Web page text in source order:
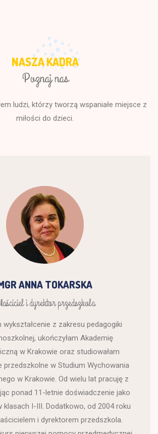
NASZA KADRA
Poznaj nas
ludzi, którzy tworzą wspaniałe miejsce z
miłości do dzieci.
ANNA TOKARSKA
i dyrektor przedszkola
wykształcenie z zakresu pedagogiki
ukończyłam Akademię
w Krakowie oraz studiowałam
przedszkolne w Studium Wychowania
w Krakowie. Od wielu lat pracuję z
ponad 11-letnie doświadczenie jako
klasach I-III. Dodatkowo, od 2004 roku
i dyrektorem przedszkola.